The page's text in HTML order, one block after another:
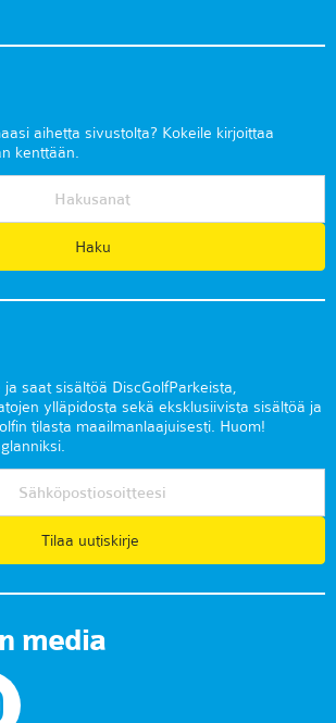
aihetta sivustolta? Kokeile kirjoittaa
kenttään.
saat sisältöä DiscGolfParkeista,
ylläpidosta sekä eksklusiivista sisältöä ja
tilasta maailmanlaajuisesti. Huom!
Tilaa uutiskirje
media